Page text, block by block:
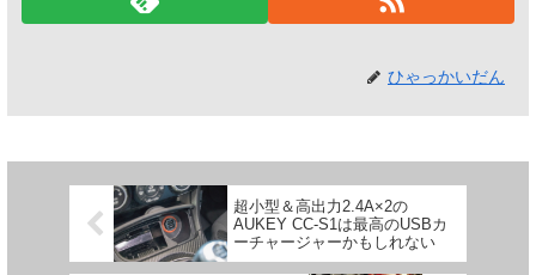
ひゃっかいだん
超小型＆高出力2.4A×2の
AUKEY CC-S1は最高のUSBカ
ーチャージャーかもしれない